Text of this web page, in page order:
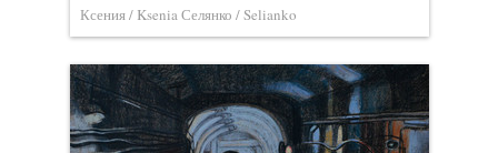
Ксения / Ksenia Селянко / Selianko